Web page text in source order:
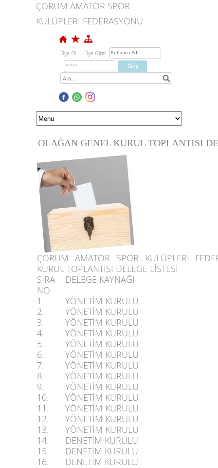
ÇORUM AMATÖR SPOR
KULÜPLERİ FEDERASYONU
Üye Ol Üye Girişi
OLAĞAN GENEL KURUL TOPLANTISI
ÇORUM AMATÖR SPOR KULÜPLERİ
KURUL TOPLANTISI DELEGE LİSTESİ
SIRA
NO
DELEGE KAYNAĞI
1.
YÖNETİM KURULU
2.
YÖNETİM KURULU
3.
YÖNETİM KURULU
4.
YÖNETİM KURULU
5.
YÖNETİM KURULU
6.
YÖNETİM KURULU
7.
YÖNETİM KURULU
8.
YÖNETİM KURULU
9.
YÖNETİM KURULU
10.
YÖNETİM KURULU
11.
YÖNETİM KURULU
12.
YÖNETİM KURULU
13.
YÖNETİM KURULU
14.
DENETİM KURULU
15.
DENETİM KURULU
16.
DENETİM KURULU